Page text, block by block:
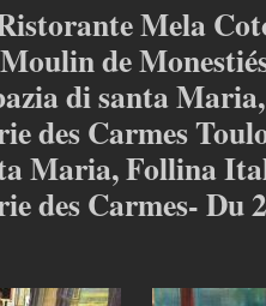
Mela
de
di santa
des Carmes
Maria, Follina
des Carmes- Du